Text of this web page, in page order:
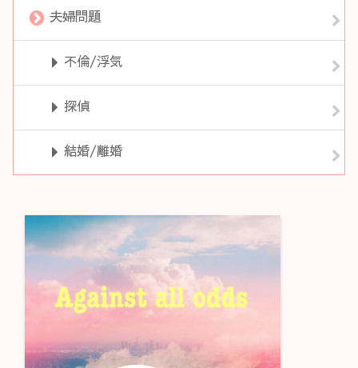
夫婦問題
不倫/浮気
探偵
結婚/離婚